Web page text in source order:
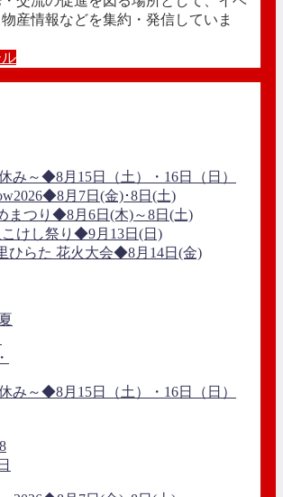
産情報などを集約・発信していま
み～◆8月15日（土）・16日（日）
月7日(金)･8日(土)
まつり◆8月6日(木)～8日(土)
けし祭り◆9月13日(日)
ひらた 花火大会◆8月14日(金)
み～◆8月15日（土）・16日（日）